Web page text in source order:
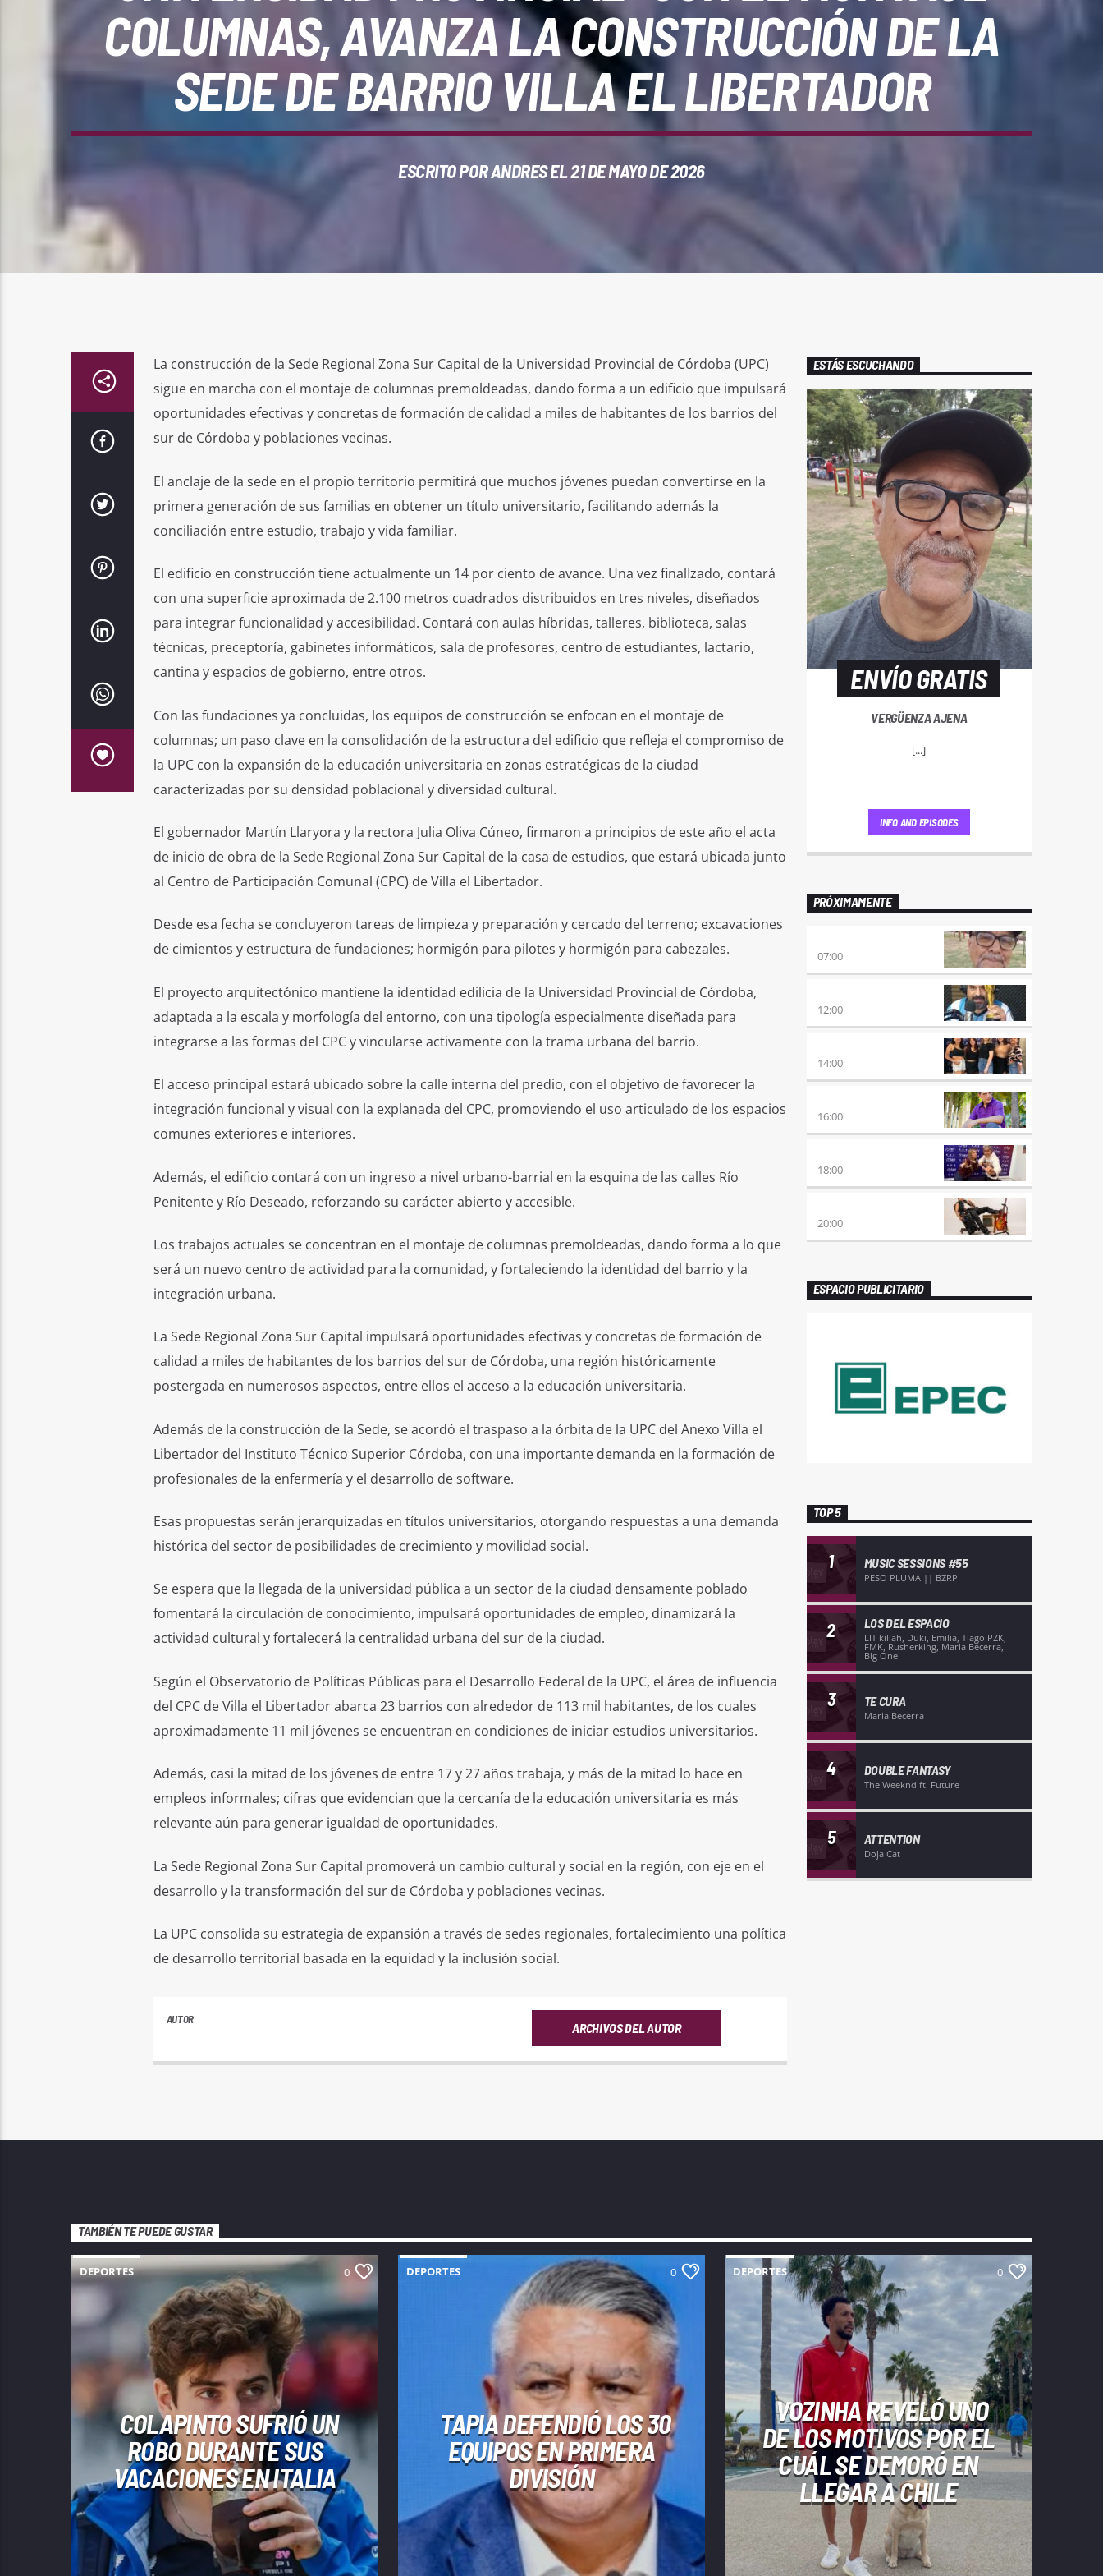
COLUMNAS, AVANZA LA CONSTRUCCIÓN DE LA
SEDE DE BARRIO VILLA EL LIBERTADOR
ESCRITO PORANDRESEL 21 DE MAYO DE 2026
La construcción de la Sede Regional Zona Sur Capital de la Universidad Provincial de Córdoba (UPC)
sigue en marcha con el montaje de columnas premoldeadas, dando forma a un edificio que impulsará
oportunidades efectivas y concretas de formación de calidad a miles de habitantes de los barrios del
sur de Córdoba y poblaciones vecinas.
El anclaje de la sede en el propio territorio permitirá que muchos jóvenes puedan convertirse en la
primera generación de sus familias en obtener un título universitario, facilitando además la
conciliación entre estudio, trabajo y vida familiar.
El edificio en construcción tiene actualmente un 14 por ciento de avance. Una vez finalIzado, contará
con una superficie aproximada de 2.100 metros cuadrados distribuidos en tres niveles, diseñados
para integrar funcionalidad y accesibilidad. Contará con aulas híbridas, talleres, biblioteca, salas
técnicas, preceptoría, gabinetes informáticos, sala de profesores, centro de estudiantes, lactario,
cantina y espacios de gobierno, entre otros.
Con las fundaciones ya concluidas, los equipos de construcción se enfocan en el montaje de
columnas; un paso clave en la consolidación de la estructura del edificio que refleja el compromiso de
la UPC con la expansión de la educación universitaria en zonas estratégicas de la ciudad
caracterizadas por su densidad poblacional y diversidad cultural.
El gobernador Martín Llaryora y la rectora Julia Oliva Cúneo, firmaron a principios de este año el acta
de inicio de obra de la Sede Regional Zona Sur Capital de la casa de estudios, que estará ubicada junto
al Centro de Participación Comunal (CPC) de Villa el Libertador.
Desde esa fecha se concluyeron tareas de limpieza y preparación y cercado del terreno; excavaciones
de cimientos y estructura de fundaciones; hormigón para pilotes y hormigón para cabezales.
El proyecto arquitectónico mantiene la identidad edilicia de la Universidad Provincial de Córdoba,
adaptada a la escala y morfología del entorno, con una tipología especialmente diseñada para
integrarse a las formas del CPC y vincularse activamente con la trama urbana del barrio.
El acceso principal estará ubicado sobre la calle interna del predio, con el objetivo de favorecer la
integración funcional y visual con la explanada del CPC, promoviendo el uso articulado de los espacios
comunes exteriores e interiores.
Además, el edificio contará con un ingreso a nivel urbano-barrial en la esquina de las calles Río
Penitente y Río Deseado, reforzando su carácter abierto y accesible.
Los trabajos actuales se concentran en el montaje de columnas premoldeadas, dando forma a lo que
será un nuevo centro de actividad para la comunidad, y fortaleciendo la identidad del barrio y la
integración urbana.
La Sede Regional Zona Sur Capital impulsará oportunidades efectivas y concretas de formación de
calidad a miles de habitantes de los barrios del sur de Córdoba, una región históricamente
postergada en numerosos aspectos, entre ellos el acceso a la educación universitaria.
Además de la construcción de la Sede, se acordó el traspaso a la órbita de la UPC del Anexo Villa el
Libertador del Instituto Técnico Superior Córdoba, con una importante demanda en la formación de
profesionales de la enfermería y el desarrollo de software.
Esas propuestas serán jerarquizadas en títulos universitarios, otorgando respuestas a una demanda
histórica del sector de posibilidades de crecimiento y movilidad social.
Se espera que la llegada de la universidad pública a un sector de la ciudad densamente poblado
fomentará la circulación de conocimiento, impulsará oportunidades de empleo, dinamizará la
actividad cultural y fortalecerá la centralidad urbana del sur de la ciudad.
Según el Observatorio de Políticas Públicas para el Desarrollo Federal de la UPC, el área de influencia
del CPC de Villa el Libertador abarca 23 barrios con alrededor de 113 mil habitantes, de los cuales
aproximadamente 11 mil jóvenes se encuentran en condiciones de iniciar estudios universitarios.
Además, casi la mitad de los jóvenes de entre 17 y 27 años trabaja, y más de la mitad lo hace en
empleos informales; cifras que evidencian que la cercanía de la educación universitaria es más
relevante aún para generar igualdad de oportunidades.
La Sede Regional Zona Sur Capital promoverá un cambio cultural y social en la región, con eje en el
desarrollo y la transformación del sur de Córdoba y poblaciones vecinas.
La UPC consolida su estrategia de expansión a través de sedes regionales, fortalecimiento una política
de desarrollo territorial basada en la equidad y la inclusión social.
AUTOR
ARCHIVOS DEL AUTOR
ESTÁS ESCUCHANDO
ENVÍO GRATIS
VERGÜENZA AJENA
[...]
INFO AND EPISODES
PRÓXIMAMENTE
07:00
12:00
14:00
16:00
18:00
20:00
ESPACIO PUBLICITARIO
TOP 5
1 MUSIC SESSIONS #55
PESO PLUMA || BZRP
2 LOS DEL ESPACIO
LIT killah, Duki, Emilia, Tiago PZK,
FMK, Rusherking, Maria Becerra,
Big One
3 TE CURA
Maria Becerra
4 DOUBLE FANTASY
The Weeknd ft. Future
5 ATTENTION
Doja Cat
TAMBIÉN TE PUEDE GUSTAR
DEPORTES 0
COLAPINTO SUFRIÓ UN
ROBO DURANTE SUS
VACACIONES EN ITALIA
DEPORTES 0
TAPIA DEFENDIÓ LOS 30
EQUIPOS EN PRIMERA
DIVISIÓN
DEPORTES 0
VOZINHA REVELÓ UNO
DE LOS MOTIVOS POR EL
CUÁL SE DEMORÓ EN
LLEGAR A CHILE